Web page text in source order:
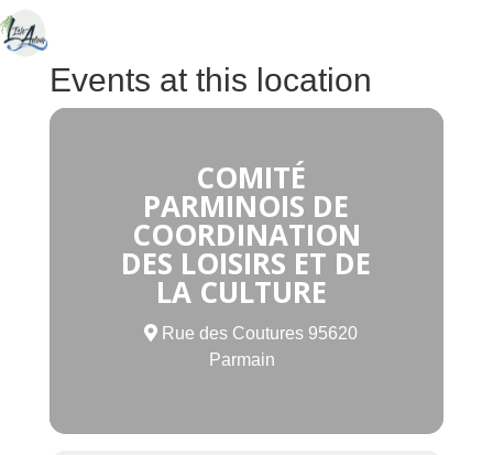
Events at this location
COMITÉ
PARMINOIS DE
COORDINATION
DES LOISIRS ET DE
LA CULTURE
Rue des Coutures 95620
Parmain